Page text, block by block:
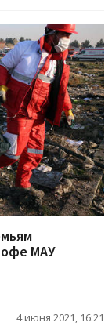
МАУ
4 июня 2021, 16:21